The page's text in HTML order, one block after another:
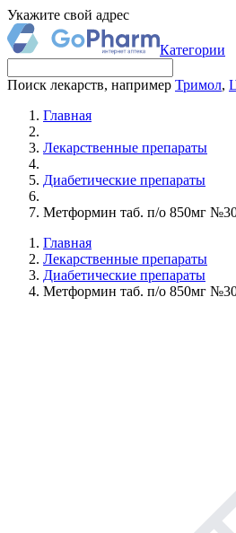
Укажите свой адрес
Категории
Поиск лекарств, например Тримол,
Главная
Лекарственные препараты
Диабетические препараты
Метформин таб. п/о 850мг
Главная
Лекарственные препараты
Диабетические препараты
Метформин таб. п/о 850мг